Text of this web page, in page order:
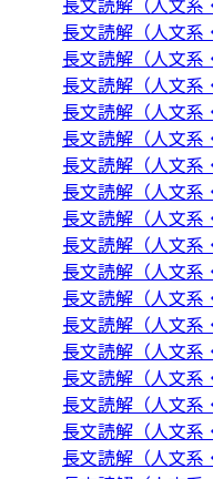
長文読解（人文系
長文読解（人文系
長文読解（人文系
長文読解（人文系
長文読解（人文系
長文読解（人文系
長文読解（人文系
長文読解（人文系
長文読解（人文系
長文読解（人文系
長文読解（人文系
長文読解（人文系
長文読解（人文系
長文読解（人文系
長文読解（人文系
長文読解（人文系
長文読解（人文系